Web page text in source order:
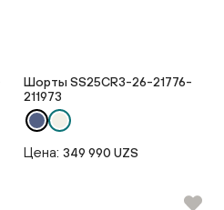
Шорты SS25CR3-26-21776-
211973
Цена: 349 990 UZS